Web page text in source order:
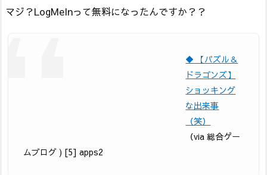
マジ？LogMeInって無料になったんですか？？
◆ 【パズル＆
ドラゴンズ】
ショッキング
な出来事
（笑）
（via 総合ゲー
ムブログ ) [5] apps2